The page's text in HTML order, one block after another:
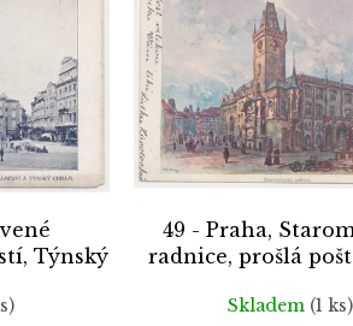
Týnský
49 - Praha,
radnice, prošlá
Skladem (1 ks)